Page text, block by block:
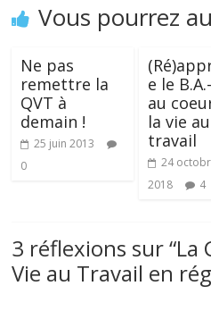
Vous pourrez
Ne pas
remettre la
QVT à
demain !
25 juin 2013
0
e le
au
la vie au
travail
24
2018
4
3 réflexions sur “La
Vie au Travail en